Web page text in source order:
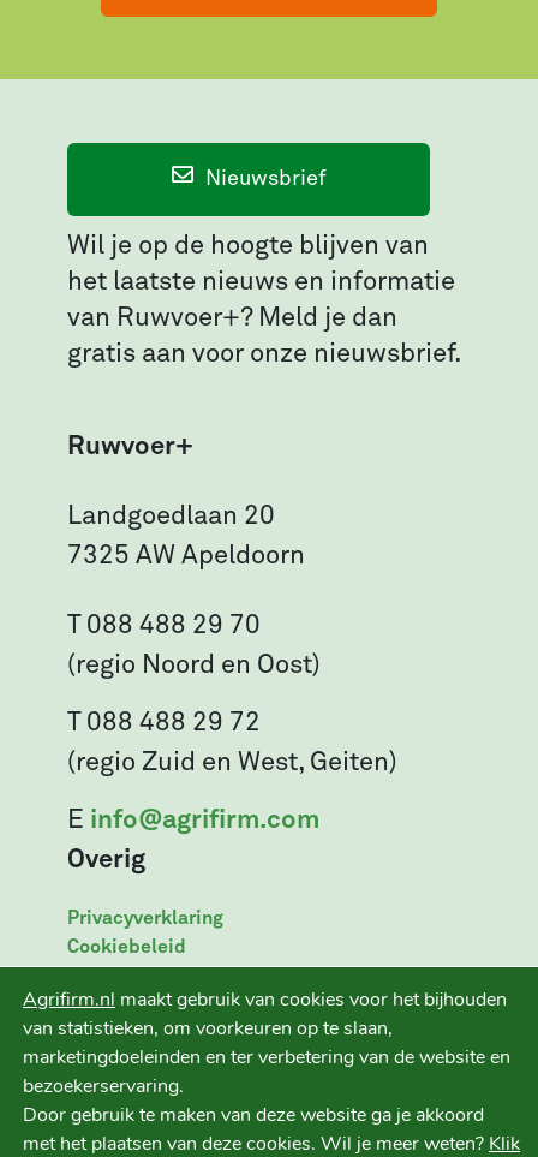
Nieuwsbrief
Wil je op de hoogte blijven van
het laatste nieuws en informatie
van Ruwvoer+? Meld je dan
gratis aan voor onze nieuwsbrief.
Ruwvoer+
Landgoedlaan 20
7325 AW Apeldoorn
T 088 488 29 70
(regio Noord en Oost)
T 088 488 29 72
(regio Zuid en West, Geiten)
E info@agrifirm.com
Overig
Privacyverklaring
Cookiebeleid
Disclaimer
Ruwvoer+ is een initiatief van
Agrifirm.nl maakt gebruik van cookies voor het bijhouden
van statistieken, om voorkeuren op te slaan,
marketingdoeleinden en ter verbetering van de website en
bezoekerservaring.
Door gebruik te maken van deze website ga je akkoord
met het plaatsen van deze cookies. Wil je meer weten? Klik